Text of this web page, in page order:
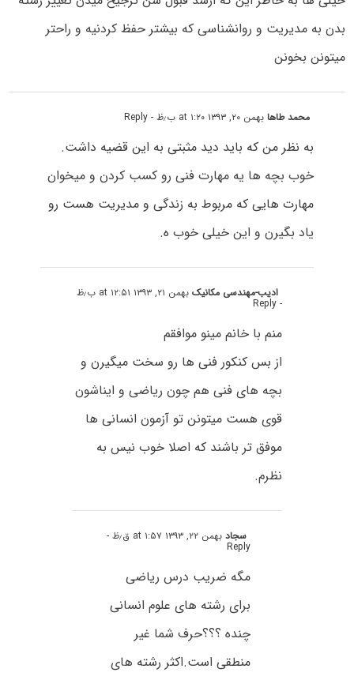
بدن به مدیریت و روانشناسی که بیشتر حفظ کردنیه و راحتر
میتونن بخونن
محمد طاهابهمن ۲۰, ۱۳۹۳ at ۱:۲۰ ب٫ظ - Reply
به نظر من که باید دید مثبتی به این قضیه داشت.
خوب بچه ها یه مهارت فنی رو کسب کردن و میخوان
مهارت هایی که مربوط به زندگی و مدیریت هست رو
یاد بگیرن و این خیلی خوب ه.
ادیب-مهندسی مکانیکبهمن ۲۱, ۱۳۹۳ at ۱۲:۵۱ ب٫ظ
- Reply
منم با خانم مینو موافقم
از بس کنکور فنی ها رو سخت میگیرن و
بچه های فنی هم چون ریاضی و ایناشون
قوی هست میتونن تو آزمون انسانی ها
موفق تر باشند که اصلا خوب نیس به
نظرم.
سجادبهمن ۲۲, ۱۳۹۳ at ۱:۵۷ ق٫ظ -
Reply
مگه ضریب درس ریاضی
برای رشته های علوم انسانی
چنده ؟؟؟حرف شما غیر
منطقی است.اکثر رشته های